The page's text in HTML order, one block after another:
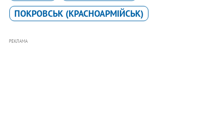
ПОКРОВСЬК (КРАСНОАРМІЙСЬК)
РЕКЛАМА